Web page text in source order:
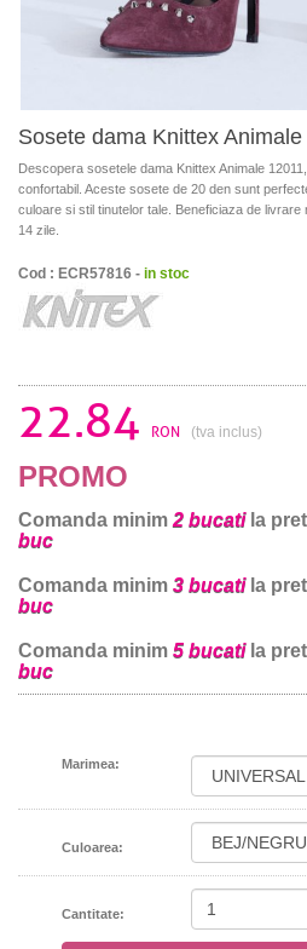
Sosete dama Knittex
Descopera sosetele dama Knittex Animale
confortabil. Aceste sosete de 20 den sunt
culoare si stil tinutelor tale. Beneficiaza de
14 zile.
Cod : ECR57816 - in stoc
22.84 RON (tva inclus)
PROMO
Comanda minim 2 bucatila
buc
Comanda minim 3 bucatila
buc
Comanda minim 5 bucatila
buc
Marimea:
Culoarea:
Cantitate: